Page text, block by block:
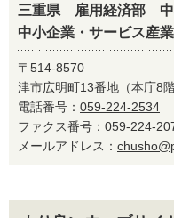
三重県 雇用経済部 中
中小企業・サービス産
〒514-8570
津市広明町13番地（本庁8階
電話番号： 059-224-2534
ファクス番号：059-224-
メールアドレス：